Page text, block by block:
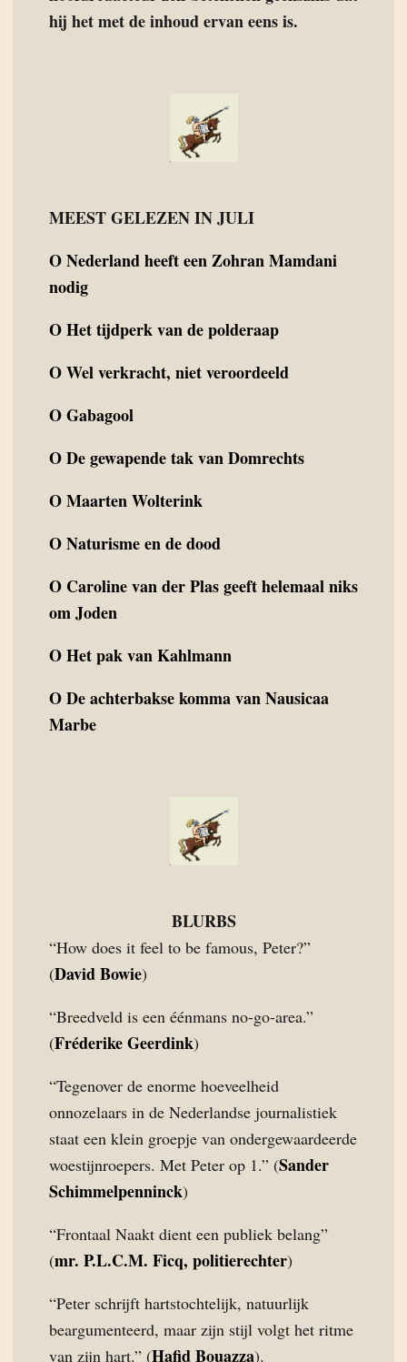
hij het met de inhoud ervan eens is.
MEEST GELEZEN IN JULI
ONederland heeft een Zohran Mamdani
nodig
OHet tijdperk van de polderaap
OWel verkracht, niet veroordeeld
OGabagool
ODe gewapende tak van Domrechts
OMaarten Wolterink
ONaturisme en de dood
O Caroline van der Plas geeft helemaal niks
om Joden
OHet pak van Kahlmann
ODe achterbakse komma van Nausicaa
Marbe
BLURBS
“How does it feel to be famous, Peter?”
(David Bowie)
“Breedveld is een éénmans no-go-area.”
(Fréderike Geerdink)
“Tegenover de enorme hoeveelheid
onnozelaars in de Nederlandse journalistiek
staat een klein groepje van ondergewaardeerde
woestijnroepers. Met Peter op 1.” (Sander
Schimmelpenninck)
“Frontaal Naakt dient een publiek belang”
(mr. P.L.C.M. Ficq, politierechter)
“Peter schrijft hartstochtelijk, natuurlijk
beargumenteerd, maar zijn stijl volgt het ritme
van zijn hart.” (Hafid Bouazza).